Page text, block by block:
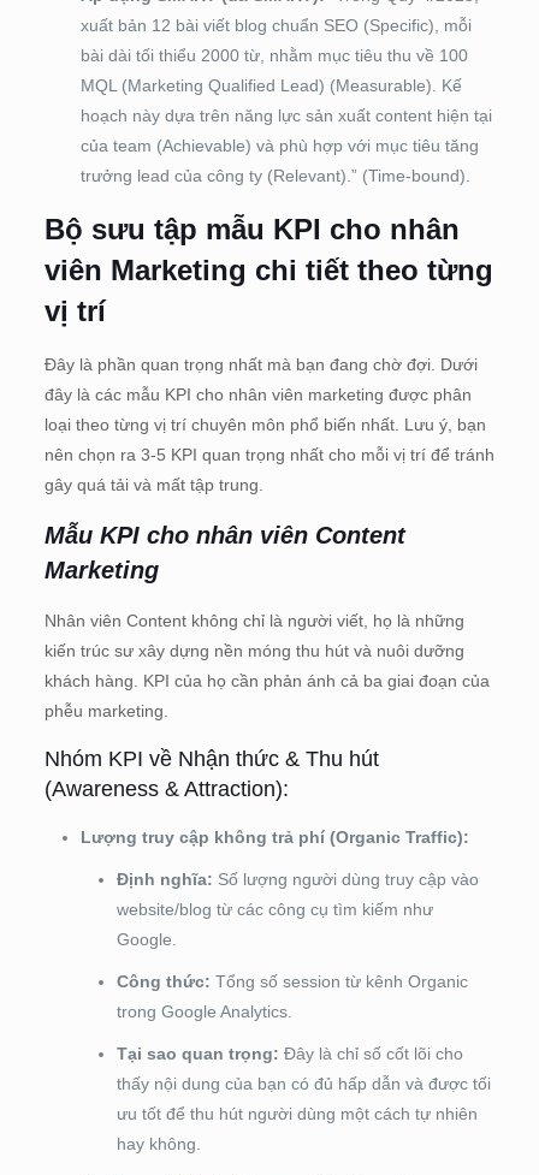
xuất bản 12 bài viết blog chuẩn SEO (Specific), mỗi
bài dài tối thiểu 2000 từ, nhằm mục tiêu thu về 100
MQL (Marketing Qualified Lead) (Measurable). Kế
hoạch này dựa trên năng lực sản xuất content hiện tại
của team (Achievable) và phù hợp với mục tiêu tăng
trưởng lead của công ty (Relevant).” (Time-bound).
Bộ sưu tập mẫu KPI cho nhân
viên Marketing chi tiết theo từng
vị trí
Đây là phần quan trọng nhất mà bạn đang chờ đợi. Dưới
đây là các mẫu KPI cho nhân viên marketing được phân
loại theo từng vị trí chuyên môn phổ biến nhất. Lưu ý, bạn
nên chọn ra 3-5 KPI quan trọng nhất cho mỗi vị trí để tránh
gây quá tải và mất tập trung.
Mẫu KPI cho nhân viên Content
Marketing
Nhân viên Content không chỉ là người viết, họ là những
kiến trúc sư xây dựng nền móng thu hút và nuôi dưỡng
khách hàng. KPI của họ cần phản ánh cả ba giai đoạn của
phễu marketing.
Nhóm KPI về Nhận thức & Thu hút
(Awareness & Attraction):
Lượng truy cập không trả phí (Organic Traffic):
Định nghĩa: Số lượng người dùng truy cập vào
website/blog từ các công cụ tìm kiếm như
Google.
Công thức: Tổng số session từ kênh Organic
trong Google Analytics.
Tại sao quan trọng: Đây là chỉ số cốt lõi cho
thấy nội dung của bạn có đủ hấp dẫn và được tối
ưu tốt để thu hút người dùng một cách tự nhiên
hay không.